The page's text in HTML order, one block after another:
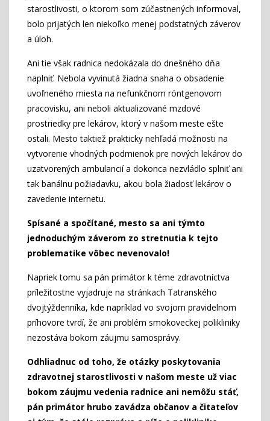
starostlivosti, o ktorom som zúčastnených informoval,
bolo prijatých len niekoľko menej podstatných záverov
a úloh.
Ani tie však radnica nedokázala do dnešného dňa
naplniť. Nebola vyvinutá žiadna snaha o obsadenie
uvoľneného miesta na nefunkčnom röntgenovom
pracovisku, ani neboli aktualizované mzdové
prostriedky pre lekárov, ktorý v našom meste ešte
ostali. Mesto taktiež prakticky nehľadá možnosti na
vytvorenie vhodných podmienok pre nových lekárov do
uzatvorených ambulancií a dokonca nezvládlo splniť ani
tak banálnu požiadavku, akou bola žiadosť lekárov o
zavedenie internetu.
Spísané a spočítané, mesto sa ani týmto
jednoduchým záverom zo stretnutia k tejto
problematike vôbec nevenovalo!
Napriek tomu sa pán primátor k téme zdravotníctva
príležitostne vyjadruje na stránkach Tatranského
dvojtýždenníka, kde napríklad vo svojom pravidelnom
príhovore tvrdí, že ani problém smokoveckej polikliniky
nezostáva bokom záujmu samosprávy.
Odhliadnuc od toho, že otázky poskytovania
zdravotnej starostlivosti v našom meste už viac
bokom záujmu vedenia radnice ani nemôžu stáť,
pán primátor hrubo zavádza občanov a čitateľov